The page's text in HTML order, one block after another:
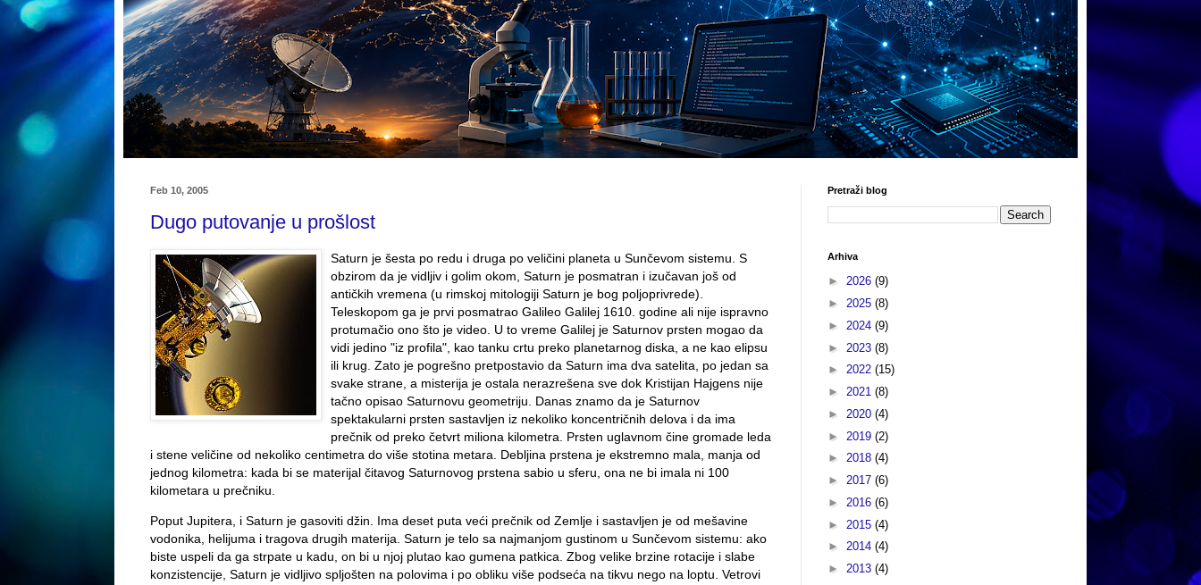
Feb 10, 2005
Dugo putovanje u prošlost
Saturn je šesta po redu i druga po veličini planeta u Sunčevom sistemu. S
obzirom da je vidljiv i golim okom, Saturn je posmatran i izučavan još od
antičkih vremena (u rimskoj mitologiji Saturn je bog poljoprivrede).
Teleskopom ga je prvi posmatrao Galileo Galilej 1610. godine ali nije ispravno
protumačio ono što je video. U to vreme Galilej je Saturnov prsten mogao da
vidi jedino "iz profila", kao tanku crtu preko planetarnog diska, a ne kao elipsu
ili krug. Zato je pogrešno pretpostavio da Saturn ima dva satelita, po jedan sa
svake strane, a misterija je ostala nerazrešena sve dok Kristijan Hajgens nije
tačno opisao Saturnovu geometriju. Danas znamo da je Saturnov
spektakularni prsten sastavljen iz nekoliko koncentričnih delova i da ima
prečnik od preko četvrt miliona kilometra. Prsten uglavnom čine gromade leda
i stene veličine od nekoliko centimetra do više stotina metara. Debljina prstena je ekstremno mala, manja od
jednog kilometra: kada bi se materijal čitavog Saturnovog prstena sabio u sferu, ona ne bi imala ni 100
kilometara u prečniku.
Poput Jupitera, i Saturn je gasoviti džin. Ima deset puta veći prečnik od Zemlje i sastavljen je od mešavine
vodonika, helijuma i tragova drugih materija. Saturn je telo sa najmanjom gustinom u Sunčevom sistemu: ako
biste uspeli da ga strpate u kadu, on bi u njoj plutao kao gumena patkica. Zbog velike brzine rotacije i slabe
konzistencije, Saturn je vidljivo spljošten na polovima i po obliku više podseća na tikvu nego na loptu. Vetrovi
Pretraži blog
Arhiva
► 2026 (9)
► 2025 (8)
► 2024 (9)
► 2023 (8)
► 2022 (15)
► 2021 (8)
► 2020 (4)
► 2019 (2)
► 2018 (4)
► 2017 (6)
► 2016 (6)
► 2015 (4)
► 2014 (4)
► 2013 (4)